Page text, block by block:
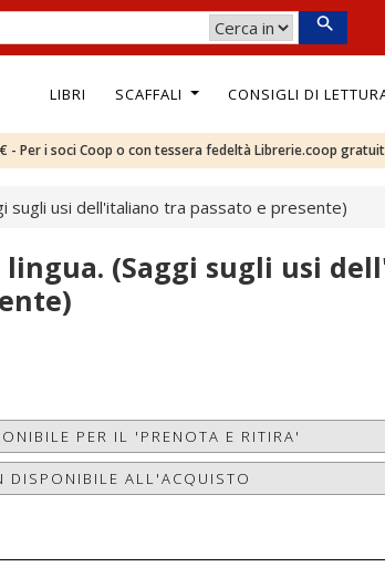
LIBRI SCAFFALI CONSIGLI DI
- Per i soci Coop o con tessera fedeltà Librerie.coop
sugli usi dell'italiano tra passato e presente)
(Saggi sugli usi
PER IL 'PRENOTA E RITIRA'
DISPONIBILE ALL'ACQUISTO